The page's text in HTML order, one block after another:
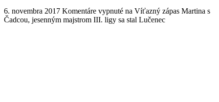
6. novembra 2017 Komentáre vypnuté na Víťazný zápas Martina s
Čadcou, jesenným majstrom III. ligy sa stal Lučenec